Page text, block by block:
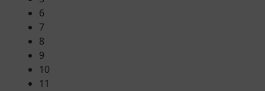
6
7
8
9
10
11